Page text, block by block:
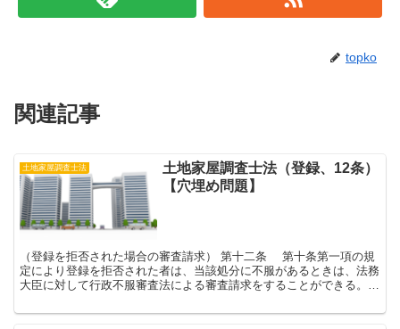
topko
関連記事
土地家屋調査士法
土地家屋調査士法（登録、12条）
【穴埋め問題】
（登録を拒否された場合の審査請求） 第十二条 第十条第一項の規
定により登録を拒否された者は、当該処分に不服があるときは、法務
大臣に対して行政不服審査法による審査請求をすることができる。